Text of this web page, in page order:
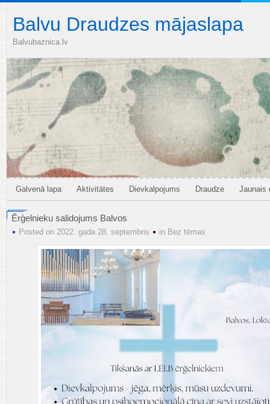
Balvu Draudzes mājaslapa
Balvubaznica.lv
Galvenā lapa Aktivitātes Dievkalpojums Draudze Jaunais
Ērģelnieku salidojums Balvos
Posted on 2022. gada 28. septembris in Bez tēmas